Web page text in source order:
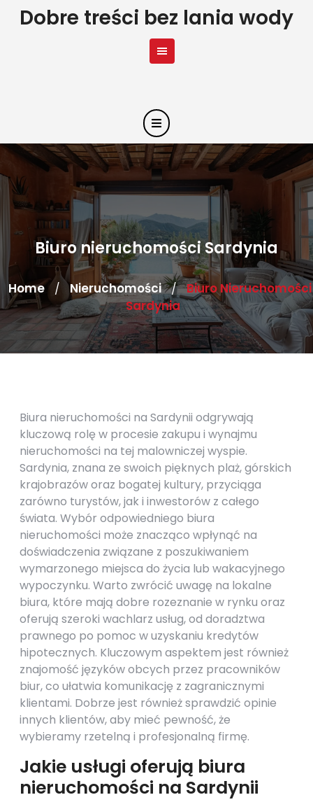
SkipDobre treści bez lania wody
Biuro nieruchomości Sardynia
Home / Nieruchomości / Biuro Nieruchomości
Sardynia
Biura nieruchomości na Sardynii odgrywają
kluczową rolę w procesie zakupu i wynajmu
nieruchomości na tej malowniczej wyspie.
Sardynia, znana ze swoich pięknych plaż, górskich
krajobrazów oraz bogatej kultury, przyciąga
zarówno turystów, jak i inwestorów z całego
świata. Wybór odpowiedniego biura
nieruchomości może znacząco wpłynąć na
doświadczenia związane z poszukiwaniem
wymarzonego miejsca do życia lub wakacyjnego
wypoczynku. Warto zwrócić uwagę na lokalne
biura, które mają dobre rozeznanie w rynku oraz
oferują szeroki wachlarz usług, od doradztwa
prawnego po pomoc w uzyskaniu kredytów
hipotecznych. Kluczowym aspektem jest również
znajomość języków obcych przez pracowników
biur, co ułatwia komunikację z zagranicznymi
klientami. Dobrze jest również sprawdzić opinie
innych klientów, aby mieć pewność, że
wybieramy rzetelną i profesjonalną firmę.
Jakie usługi oferują biura
nieruchomości na Sardynii